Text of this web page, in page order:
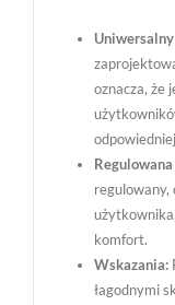
oznacza, że
regulowany,
komfort.
Wskazania:
łagodnymi